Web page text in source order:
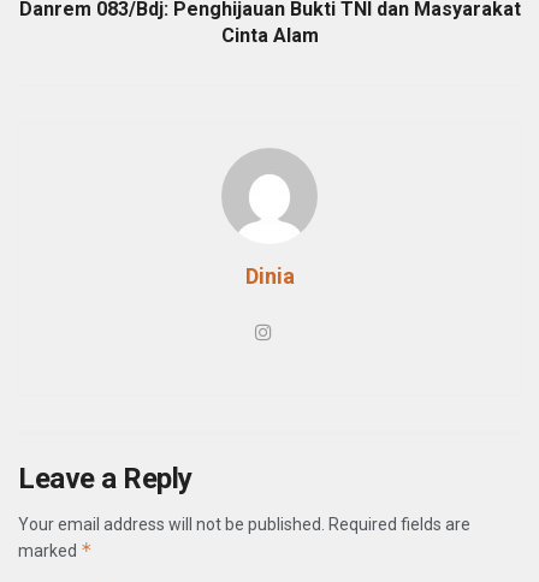
Danrem 083/Bdj: Penghijauan Bukti TNI dan Masyarakat
Cinta Alam
Dinia
Leave a Reply
Your email address will not be published.
Required fields are
marked *